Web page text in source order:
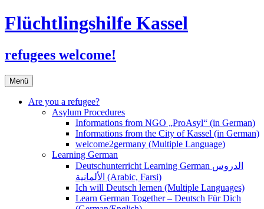
Flüchtlingshilfe Kassel
refugees welcome!
Menü Zum
Inhalt
springen
Are you a refugee?
Asylum Procedures
Informations from NGO „ProAsyl“ (in German)
Informations from the City of Kassel (in German)
welcome2germany (Multiple Language)
Learning German
Deutschunterricht Learning German الدروس
الألمانية (Arabic, Farsi)
Ich will Deutsch lernen (Multiple Languages)
Learn German Together – Deutsch Für Dich